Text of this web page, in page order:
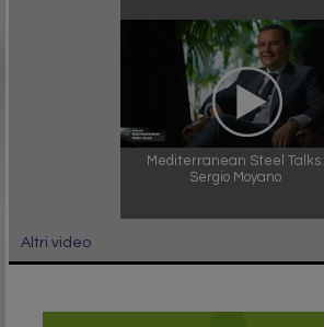
Mediterranean Steel Talks:
Sergio Moyano
Altri video